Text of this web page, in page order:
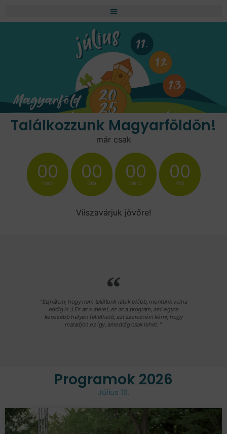
Találkozzunk Magyarföldön!
már csak
00
nap
00
óra
00
perc
00
mp
Viiszavárjuk jövőre!
"Sajnálom, hogy nem találtunk rátok előbb, mentünk volna
eddig is :) Ez az a méret, ez az a program, ami egyre
kevesebb helyen fellelhető, azt szeretném kérni, hogy
maradjon ez így, ameddig csak lehet. "
Programok 2026
Július 10.